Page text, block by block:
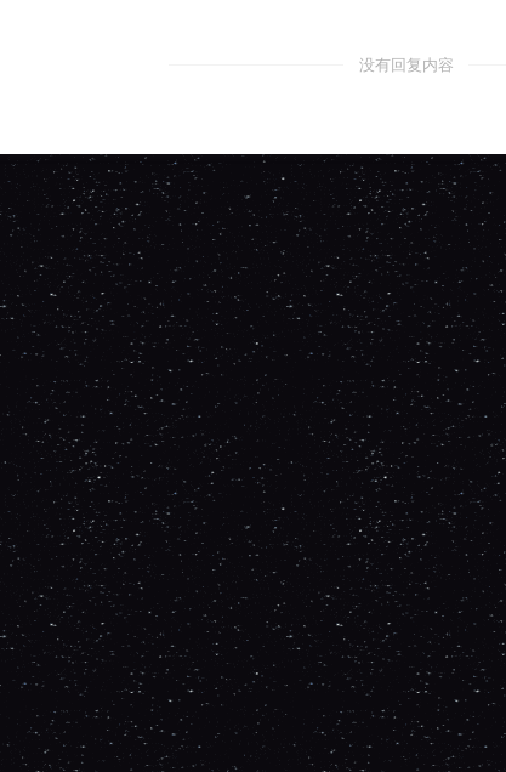
没有回复内容